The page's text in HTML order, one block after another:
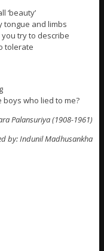
‘beauty’
tongue and limbs
you try to describe
tolerate
boys who lied to me?
Palansuriya (1908-1961)
by: Indunil Madhusankha